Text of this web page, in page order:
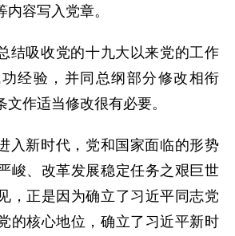
容写入党章。
结吸收党的十九大以来党的工作
经验，并同总纲部分修改相衔
作适当修改很有必要。
入新时代，党和国家面临的形势
峻、改革发展稳定任务之艰巨世
，正是因为确立了习近平同志党
的核心地位，确立了习近平新时